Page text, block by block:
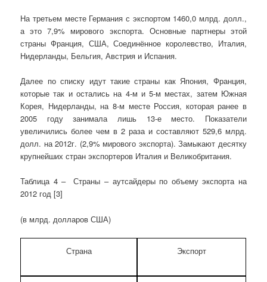
На третьем месте Германия с экспортом 1460,0 млрд. долл.,
а это 7,9% мирового экспорта. Основные партнеры этой
страны Франция, США, Соединённое королевство, Италия,
Нидерланды, Бельгия, Австрия и Испания.
Далее по списку идут такие страны как Япония, Франция,
которые так и остались на 4-м и 5-м местах, затем Южная
Корея, Нидерланды, на 8-м месте Россия, которая ранее в
2005 году занимала лишь 13-е место. Показатели
увеличились более чем в 2 раза и составляют 529,6 млрд.
долл. на 2012г. (2,9% мирового экспорта). Замыкают десятку
крупнейших стран экспортеров Италия и Великобритания.
Таблица 4 – Страны – аутсайдеры по объему экспорта на
2012 год [3]
(в млрд. долларов США)
Страна Экспорт